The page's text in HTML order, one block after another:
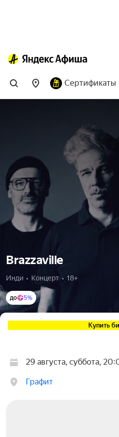
Сертификаты
Brazzaville
Инди  •  Концерт  •  18+
до 5%
Купить
29 августа, суббота,
Графит